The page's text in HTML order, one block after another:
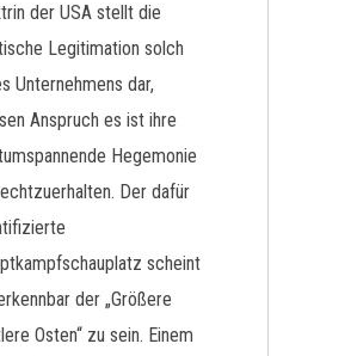
der USA stellt die
Legitimation solch
Unternehmens dar,
Anspruch es ist ihre
Hegemonie
Der dafür
scheint
der „Größere
Osten“ zu sein. Einem